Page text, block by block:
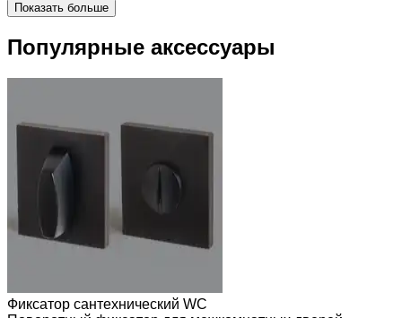
Показать больше
Популярные аксессуары
Фиксатор сантехнический WC